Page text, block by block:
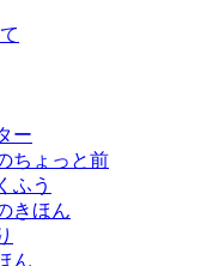
ー
ちょっと前
ふう
きほん
ん